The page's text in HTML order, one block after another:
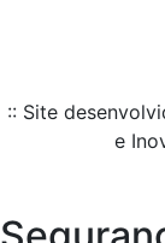
:: Site
e